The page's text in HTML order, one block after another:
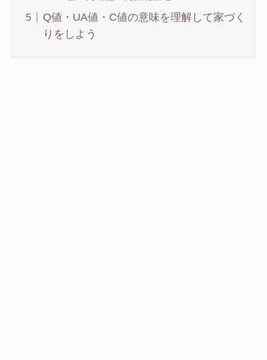
Q値・UA値・C値の意味を理解して家づく
りをしよう